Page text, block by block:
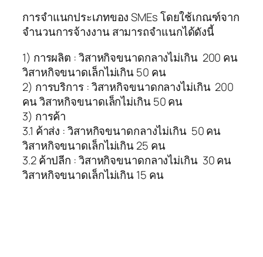
การจำแนกประเภทของ SMEs โดยใช้เกณฑ์จาก
จำนวนการจ้างงานสามารถจำแนกได้ดังนี้
1) การผลิต : วิสาหกิจขนาดกลางไม่เกิน 200 คน
วิสาหกิจขนาดเล็กไม่เกิน 50 คน
2) การบริการ : วิสาหกิจขนาดกลางไม่เกิน 200
คน วิสาหกิจขนาดเล็กไม่เกิน 50 คน
3) การค้า
3.1 ค้าส่ง : วิสาหกิจขนาดกลางไม่เกิน 50 คน
วิสาหกิจขนาดเล็กไม่เกิน 25 คน
3.2 ค้าปลีก : วิสาหกิจขนาดกลางไม่เกิน 30 คน
วิสาหกิจขนาดเล็กไม่เกิน 15 คน